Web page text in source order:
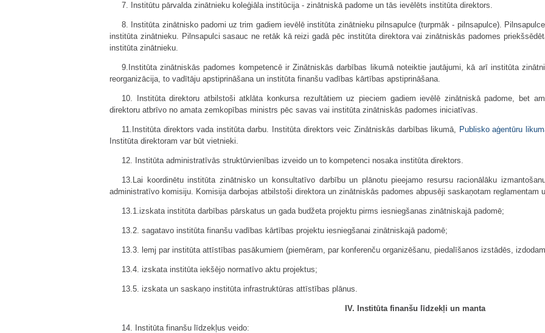
7. Institūtu pārvalda zinātnieku koleģiāla institūcija - zinātniskā padome un tās ievēlēts institūta direktors.
8. Institūta zinātnisko padomi uz trim gadiem ievēlē institūta zinātnieku pilnsapulce (turpmāk - pilnsapulce).
institūta zinātnieku. Pilnsapulci sasauc ne retāk kā reizi gadā pēc institūta direktora vai zinātniskās padomes
institūta zinātnieku.
9.Institūta zinātniskās padomes kompetencē ir Zinātniskās darbības likumā noteiktie jautājumi, kā arī institūta
reorganizācija, to vadītāju apstiprināšana un institūta finanšu vadības kārtības apstiprināšana.
10. Institūta direktoru atbilstoši atklāta konkursa rezultātiem uz pieciem gadiem ievēlē zinātniskā padome, bet
direktoru atbrīvo no amata zemkopības ministrs pēc savas vai institūta zinātniskās padomes iniciatīvas.
11.Institūta direktors vada institūta darbu. Institūta direktors veic Zinātniskās darbības likumā, Publisko aģentūru
Institūta direktoram var būt vietnieki.
12. Institūta administratīvās struktūrvienības izveido un to kompetenci nosaka institūta direktors.
13.Lai koordinētu institūta zinātnisko un konsultatīvo darbību un plānotu pieejamo resursu racionālāku
administratīvo komisiju. Komisija darbojas atbilstoši direktora un zinātniskās padomes abpusēji saskaņotam reglamentam
13.1.izskata institūta darbības pārskatus un gada budžeta projektu pirms iesniegšanas zinātniskajā padomē;
13.2. sagatavo institūta finanšu vadības kārtības projektu iesniegšanai zinātniskajā padomē;
13.3. lemj par institūta attīstības pasākumiem (piemēram, par konferenču organizēšanu, piedalīšanos izstādēs,
13.4. izskata institūta iekšējo normatīvo aktu projektus;
13.5. izskata un saskaņo institūta infrastruktūras attīstības plānus.
IV. Institūta finanšu līdzekļi un manta
14. Institūta finanšu līdzekļus veido: